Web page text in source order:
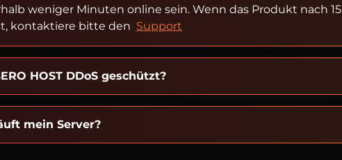
weniger Minuten online sein. Wenn das Produkt nach 15
kontaktiere bitte den Support
HOST DDoS geschützt?
mein Server?